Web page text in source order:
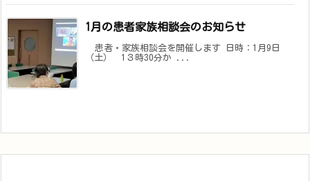
1月の患者家族相談会のお知らせ
患者・家族相談会を開催します 日時：1月9日
（土） 1３時30分か ...